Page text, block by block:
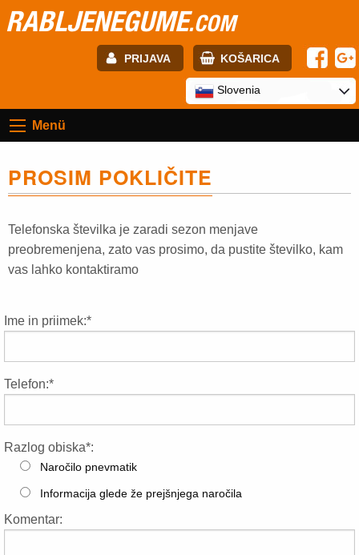
RABLJENEGUME.COM
PRIJAVA KOŠARICA
Geslo:
Slovenia
Menü
PROSIM POKLIČITE
Telefonska številka je zaradi sezon menjave
preobremenjena, zato vas prosimo, da pustite številko, kam
vas lahko kontaktiramo
Ime in priimek:*
Telefon:*
Razlog obiska*:
Naročilo pnevmatik
Informacija glede že prejšnjega naročila
Komentar: